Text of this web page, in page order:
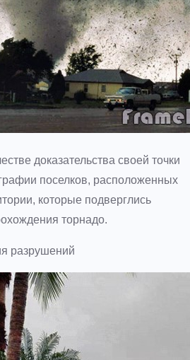
доказательства своей точки
поселков, расположенных
которые подверглись
торнадо.
разрушений